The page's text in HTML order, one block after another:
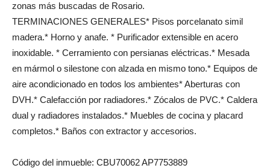
zonas más buscadas de Rosario.
TERMINACIONES GENERALES* Pisos porcelanato simil
madera.* Horno y anafe. * Purificador extensible en acero
inoxidable. * Cerramiento con persianas eléctricas.* Mesada
en mármol o silestone con alzada en mismo tono.* Equipos de
aire acondicionado en todos los ambientes* Aberturas con
DVH.* Calefacción por radiadores.* Zócalos de PVC.* Caldera
dual y radiadores instalados.* Muebles de cocina y placard
completos.* Baños con extractor y accesorios.
Código del inmueble: CBU70062 AP7753889